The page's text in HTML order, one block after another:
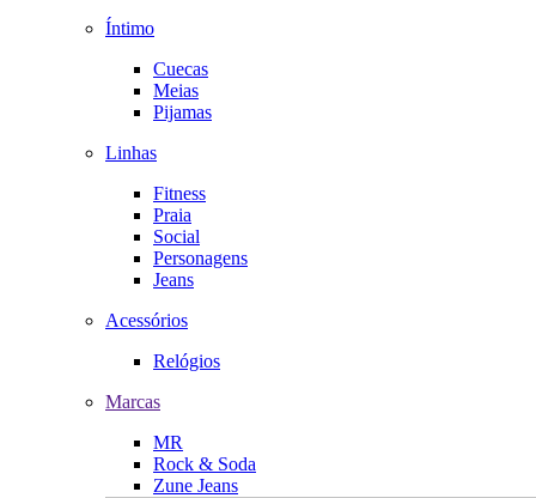
Íntimo
Cuecas
Meias
Pijamas
Linhas
Fitness
Praia
Social
Personagens
Jeans
Acessórios
Relógios
Marcas
MR
Rock & Soda
Zune Jeans